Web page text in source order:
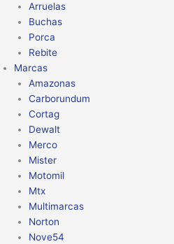
Arruelas
Buchas
Porca
Rebite
Marcas
Amazonas
Carborundum
Cortag
Dewalt
Merco
Mister
Motomil
Mtx
Multimarcas
Norton
Nove54